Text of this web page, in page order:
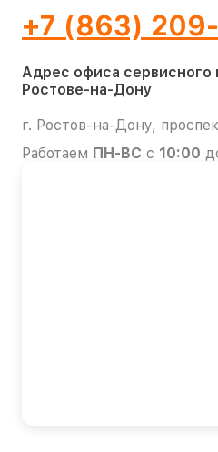
+7 (863)
Адрес офиса сервисного
Ростове-на-Дону
г. Ростов-на-Дону,
Работаем ПН-ВС с 10:00